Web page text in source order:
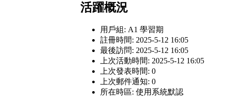
活躍概況
用戶組: A1 學習期
註冊時間: 2025-5-12 16:05
最後訪問: 2025-5-12 16:05
上次活動時間: 2025-5-12 16:05
上次發表時間: 0
上次郵件通知: 0
所在時區: 使用系統默認